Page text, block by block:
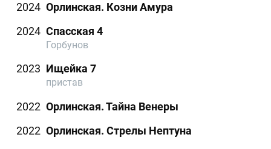
2024 Орлинская. Козни Амура
2024 Спасская 4
Горбунов
2023 Ищейка 7
пристав
2022 Орлинская. Тайна Венеры
2022 Орлинская. Стрелы Нептуна